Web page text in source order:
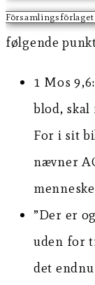
følgende
1 Mos
blod, skal
For i sit
nævner
”Der er
uden for
det